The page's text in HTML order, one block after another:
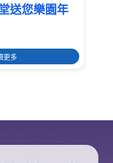
送您樂園年
更多